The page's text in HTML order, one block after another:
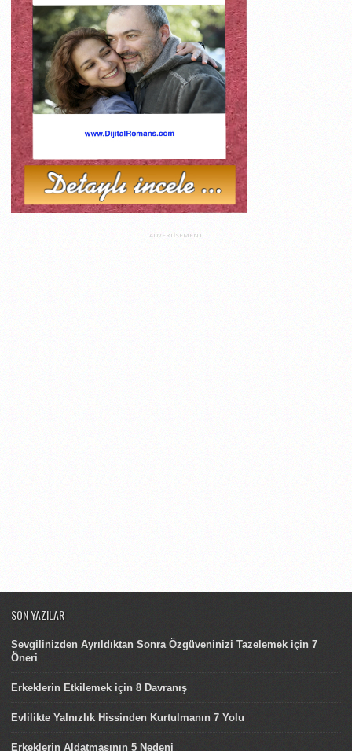
ADVERTISEMENT
SON YAZILAR
Sevgilinizden Ayrıldıktan Sonra Özgüveninizi Tazelemek için 7
Öneri
Erkeklerin Etkilemek için 8 Davranış
Evlilikte Yalnızlık Hissinden Kurtulmanın 7 Yolu
Erkeklerin Aldatmasının 5 Nedeni